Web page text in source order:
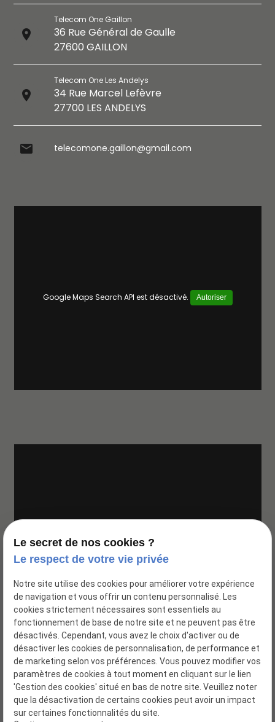
place
Telecom One Gaillon
36 Rue Général de Gaulle
27600 GAILLON
place
Telecom One Les Andelys
34 Rue Marcel Lefèvre
27700 LES ANDELYS
mail telecomone.gaillon@gmail.com
Google Maps Search API est désactivé. Autoriser
Siret : 52113004700017
Le secret de nos cookies ?
Le respect de votre vie privée
Notre site utilise des cookies pour améliorer votre expérience
de navigation et vous offrir un contenu personnalisé. Les
cookies strictement nécessaires sont essentiels au
fonctionnement de base de notre site et ne peuvent pas être
désactivés. Cependant, vous avez le choix d'activer ou de
désactiver les cookies de personnalisation, de performance et
de marketing selon vos préférences. Vous pouvez modifier vos
paramètres de cookies à tout moment en cliquant sur le lien
'Gestion des cookies' situé en bas de notre site. Veuillez noter
que la désactivation de certains cookies peut avoir un impact
sur certaines fonctionnalités du site.